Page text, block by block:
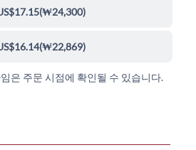
(₩24,300)
(₩22,869)
은 주문 시점에 확인될 수 있습니다.